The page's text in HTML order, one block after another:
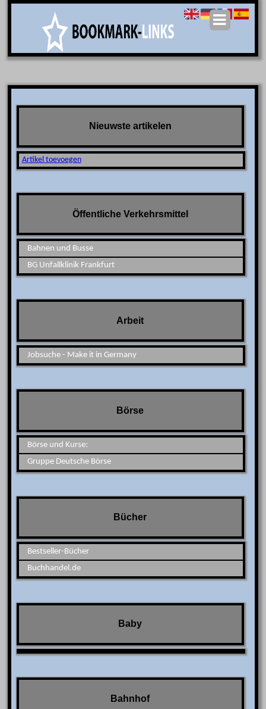
Nieuwste artikelen
Artikel toevoegen
Öffentliche Verkehrsmittel
Bahnen und Busse
BG Unfallklinik Frankfurt
Arbeit
Jobsuche - Make it in Germany
Börse
Börse und Kurse:
Gruppe Deutsche Börse
Bücher
Bestseller-Bücher
Buchhandel.de
Baby
Bahnhof